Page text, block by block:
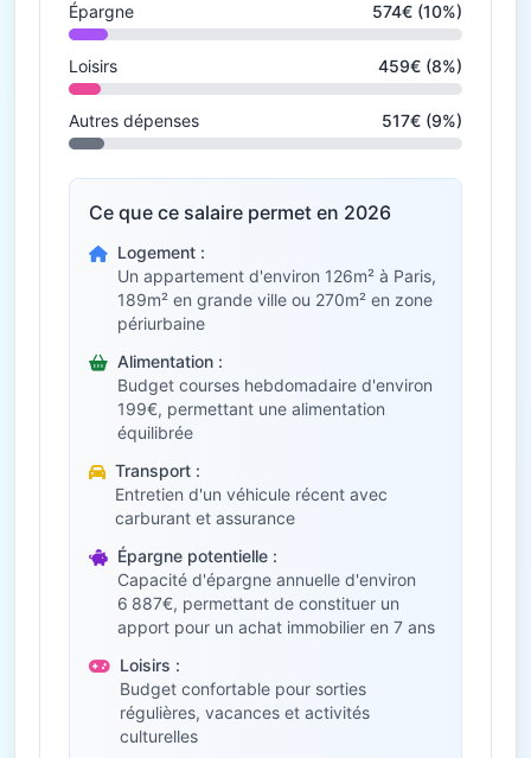
Épargne 574€ (10%)
Loisirs 459€ (8%)
Autres dépenses 517€ (9%)
Ce que ce salaire permet en 2026
Logement :
Un appartement d'environ 126m² à Paris,
189m² en grande ville ou 270m² en zone
périurbaine
Alimentation :
Budget courses hebdomadaire d'environ
199€, permettant une alimentation
équilibrée
Transport :
Entretien d'un véhicule récent avec
carburant et assurance
Épargne potentielle :
Capacité d'épargne annuelle d'environ
6 887€, permettant de constituer un
apport pour un achat immobilier en 7 ans
Loisirs :
Budget confortable pour sorties
régulières, vacances et activités
culturelles